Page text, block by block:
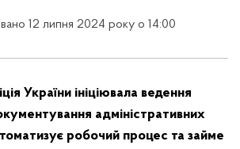
12 липня 2024 року о 14:00
України ініціювала ведення
адміністративних
робочий процес та займе